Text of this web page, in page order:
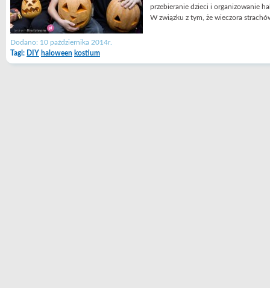
przebieranie dzieci i organizowanie
W związku z tym, że wieczora
Dodano: 10 października 2014r.
Tagi: DIY haloween kostium